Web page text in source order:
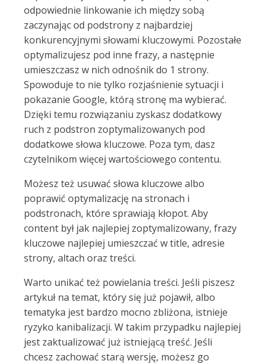
odpowiednie linkowanie ich między sobą
zaczynając od podstrony z najbardziej
konkurencyjnymi słowami kluczowymi. Pozostałe
optymalizujesz pod inne frazy, a następnie
umieszczasz w nich odnośnik do 1 strony.
Spowoduje to nie tylko rozjaśnienie sytuacji i
pokazanie Google, którą stronę ma wybierać.
Dzięki temu rozwiązaniu zyskasz dodatkowy
ruch z podstron zoptymalizowanych pod
dodatkowe słowa kluczowe. Poza tym, dasz
czytelnikom więcej wartościowego contentu.
Możesz też usuwać słowa kluczowe albo
poprawić optymalizację na stronach i
podstronach, które sprawiają kłopot. Aby
content był jak najlepiej zoptymalizowany, frazy
kluczowe najlepiej umieszczać w title, adresie
strony, altach oraz treści.
Warto unikać też powielania treści. Jeśli piszesz
artykuł na temat, który się już pojawił, albo
tematyka jest bardzo mocno zbliżona, istnieje
ryzyko kanibalizacji. W takim przypadku najlepiej
jest zaktualizować już istniejącą treść. Jeśli
chcesz zachować starą wersję, możesz go